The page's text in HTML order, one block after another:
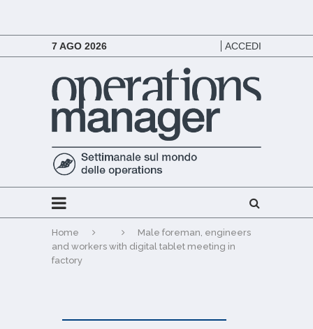
7 AGO 2026 ACCEDI
Home
Male foreman, engineers
and workers with digital tablet meeting in
factory